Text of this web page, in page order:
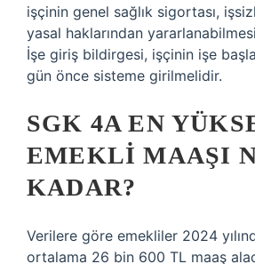
işçinin genel sağlık sigortası,
yasal haklarından
İşe giriş bildirgesi, işçinin işe
gün önce sisteme girilmelidir.
SGK 4A EN
EMEKLI MAAŞI
KADAR?
Verilere göre emekliler 2024
ortalama 26 bin 600 TL maaş